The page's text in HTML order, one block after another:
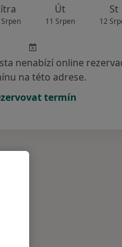
Út
11 Srpen
St
12
nenabízí online
na této adrese.
termín